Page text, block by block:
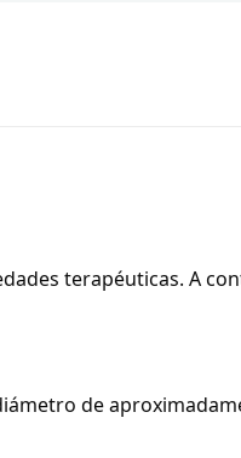
terapéuticas. A
de